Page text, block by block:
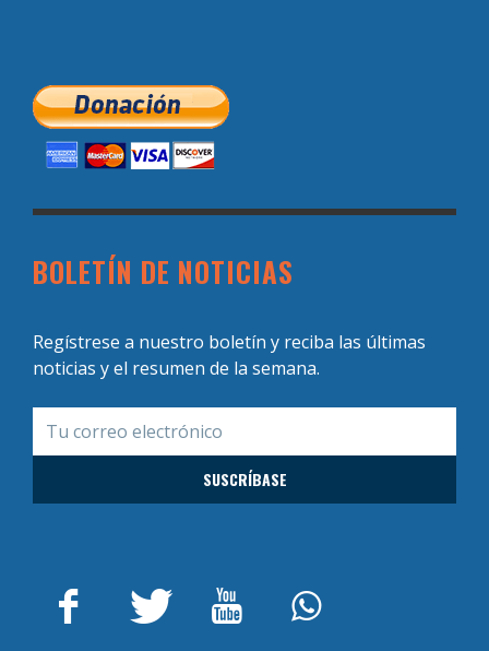
BOLETÍN DE NOTICIAS
Regístrese a nuestro boletín y reciba las últimas
noticias y el resumen de la semana.